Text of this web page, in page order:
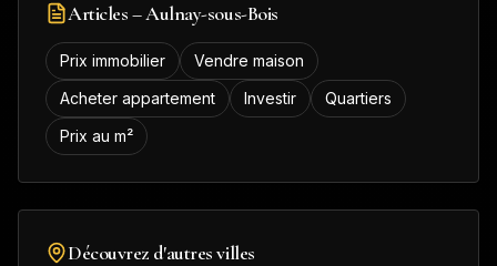
Articles –Aulnay-sous-Bois
Prix immobilier
Vendre maison
Acheter appartement
Investir
Quartiers
Prix au m²
Découvrez d'autres villes